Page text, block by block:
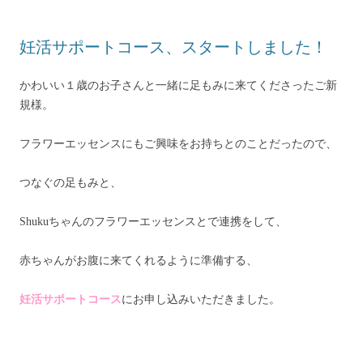
妊活サポートコース、スタートしました！
かわいい１歳のお子さんと一緒に足もみに来てくださったご新
規様。
フラワーエッセンスにもご興味をお持ちとのことだったので、
つなぐの足もみと、
Shukuちゃんのフラワーエッセンスとで連携をして、
赤ちゃんがお腹に来てくれるように準備する、
妊活サポートコースにお申し込みいただきました。